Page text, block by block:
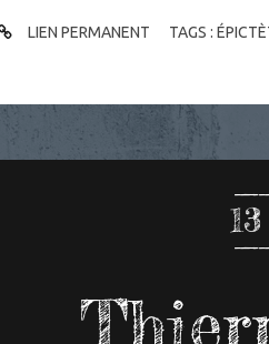
LIEN PERMANENT TAGS :
13